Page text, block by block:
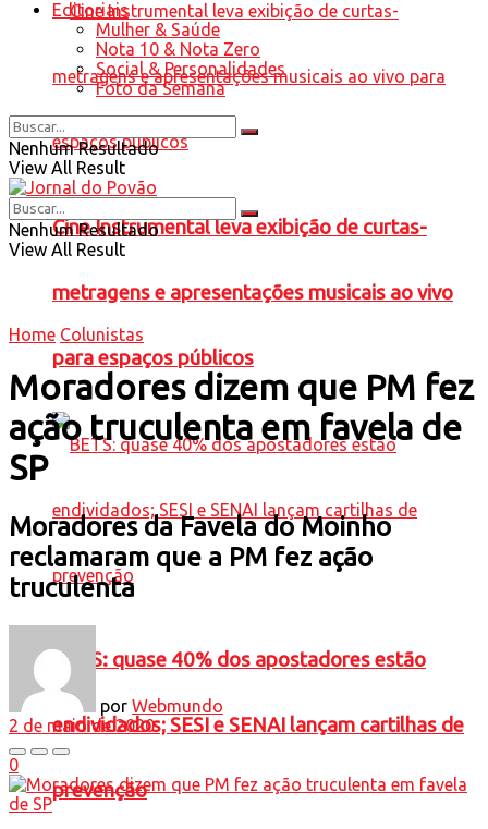
Cine Instrumental leva exibição de curtas-
metragens e apresentações musicais ao vivo
para espaços públicos
BETS: quase 40% dos apostadores estão
endividados; SESI e SENAI lançam cartilhas de
prevenção
Editoriais
Mulher & Saúde
Nota 10 & Nota Zero
Social & Personalidades
Foto da Semana
Nenhum Resultado
View All Result
Nenhum Resultado
View All Result
Home Colunistas
Moradores dizem que PM fez
ação truculenta em favela de
SP
Moradores da Favela do Moinho
reclamaram que a PM fez ação
truculenta
por Webmundo
2 de maio de 2020
0